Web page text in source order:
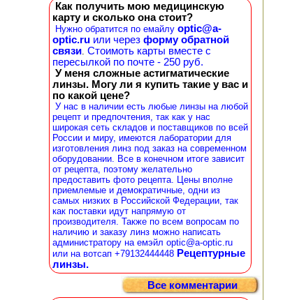
Как получить мою медицинскую
карту и сколько она стоит?
Нужно обратится по емайлу optic@a-
optic.ru или через форму обратной
связи. Стоимоть карты вместе с
пересылкой по почте - 250 руб.
У меня сложные астигматические
линзы. Могу ли я купить такие у вас и
по какой цене?
У нас в наличии есть любые линзы на любой
рецепт и предпочтения, так как у нас
широкая сеть складов и поставщиков по всей
России и миру, имеются лаборатории для
изготовления линз под заказ на современном
оборудовании. Все в конечном итоге зависит
от рецепта, поэтому желательно
предоставить фото рецепта. Цены вполне
приемлемые и демократичные, одни из
самых низких в Российской Федерации, так
как поставки идут напрямую от
производителя. Также по всем вопросам по
наличию и заказу линз можно написать
администратору на емэйл optic@a-optic.ru
или на вотсап +79132444448 Рецептурные
линзы.
Все комментарии